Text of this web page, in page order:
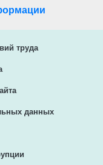
труда
данных